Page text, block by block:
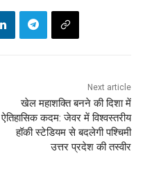
Next article
खेल महाशक्ति बनने की दिशा में
ऐतिहासिक कदम: जेवर में विश्वस्तरीय
हॉकी स्टेडियम से बदलेगी पश्चिमी
उत्तर प्रदेश की तस्वीर